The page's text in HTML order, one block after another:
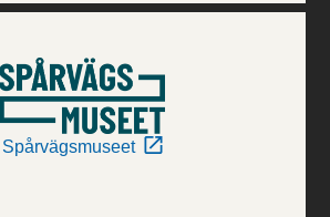
Spårvägsmuseet